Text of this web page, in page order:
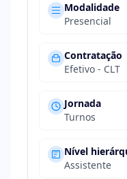
Modalidade
Presencial
Contratação
Efetivo - CLT
Jornada
Turnos
Nível
Assistente